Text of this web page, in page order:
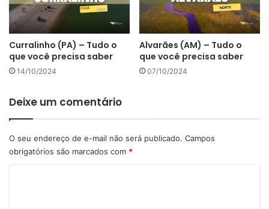
Curralinho (PA) – Tudo o
que você precisa saber
14/10/2024
Alvarães (AM) – Tudo o
que você precisa saber
07/10/2024
Deixe um comentário
O seu endereço de e-mail não será publicado. Campos
obrigatórios são marcados com *